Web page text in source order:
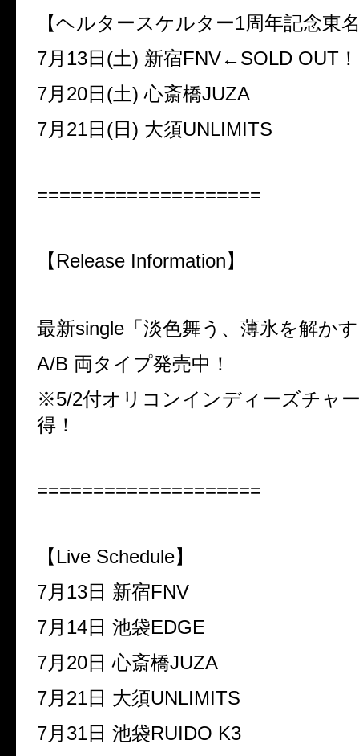
【ヘルタースケルター1周年記念東
7月13日(土) 新宿FNV←SOLD OUT！
7月20日(土) 心斎橋JUZA
7月21日(日) 大須UNLIMITS
====================
【Release Information】
最新single「淡色舞う、薄氷を解か
A/B 両タイプ発売中！
※5/2付オリコンインディーズチャ
得！
====================
【Live Schedule】
7月13日 新宿FNV
7月14日 池袋EDGE
7月20日 心斎橋JUZA
7月21日 大須UNLIMITS
7月31日 池袋RUIDO K3